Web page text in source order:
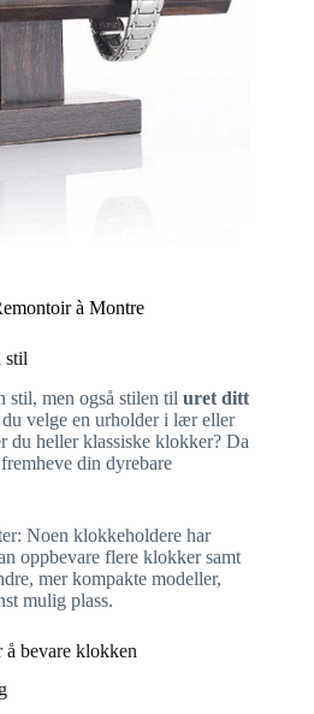
à Montre
stil
stil, men også stilen til uret ditt
velge en urholder i lær eller
du heller klassiske klokker? Da
din dyrebare
Noen klokkeholdere har
oppbevare flere klokker samt
mer kompakte modeller,
mulig plass.
bevare klokken